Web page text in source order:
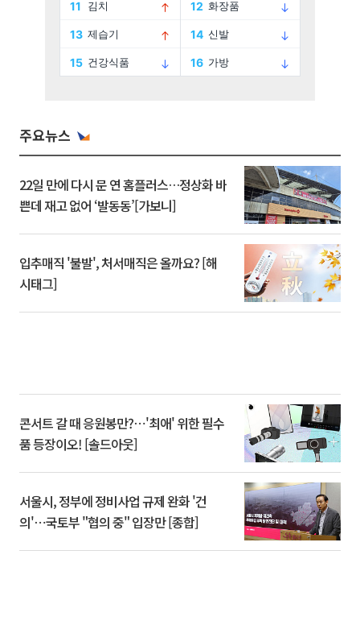
주요뉴스
22일 만에 다시 문 연 홈플러스…정상화 바
쁜데 재고 없어 ‘발동동’[가보니]
입추매직 '불발', 처서매직은 올까요? [해
시태그]
콘서트 갈 때 응원봉만?⋯'최애' 위한 필수
품 등장이오! [솔드아웃]
서울시, 정부에 정비사업 규제 완화 '건
의'⋯국토부 "협의 중" 입장만 [종합]